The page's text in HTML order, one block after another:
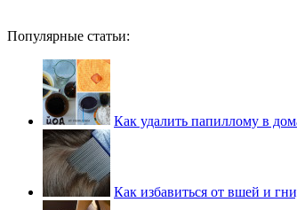
Популярные статьи:
Как удалить папиллому в
Как избавиться от вшей и